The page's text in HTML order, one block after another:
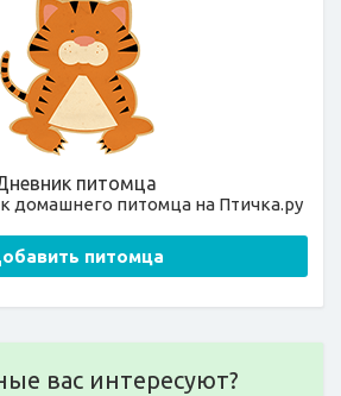
питомца
домашнего питомца на Птичка.ру
питомца
вас интересуют?